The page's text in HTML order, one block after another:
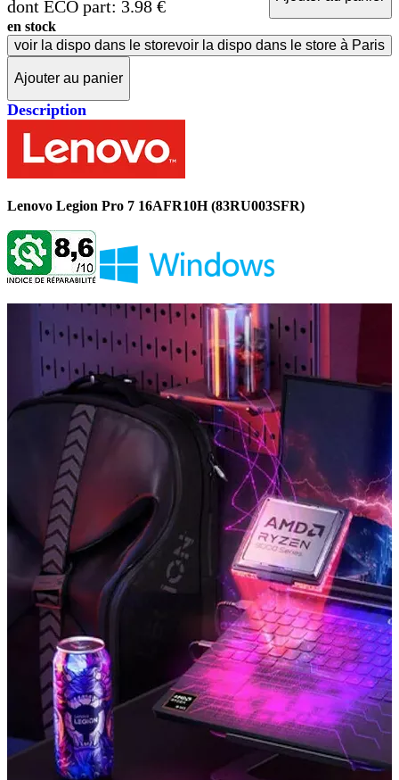
dont ECO part: 3.98 €
en stock
voir la dispo dans le storevoir la dispo dans le store à Paris
Ajouter au panier
Description
Lenovo Legion Pro 7 16AFR10H (83RU003SFR)